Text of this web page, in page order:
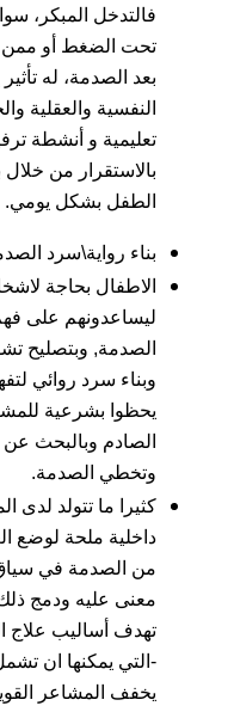
فالتدخل المبكر،
تحت الضغط أو ممن
بعد الصدمة، له
النفسية والعقلية
تعليمية و أنشطة
بالاستقرار من خلال
الطفل بشكل يومي.
بناء رواية\سرد
الاطفال بحاجة
ليساعدونهم على
الصدمة, وبتصليح
وبناء سرد روائي
يحظوا بشرعية
الصادم وبالبحث عن
وتخطي الصدمة.
كثيرا ما تتولد لدى
داخلية ملحة لوضع
من الصدمة في
معنى عليه ودمج
تهدف أساليب علاج
-التي يمكنها ان
يخفف المشاعر